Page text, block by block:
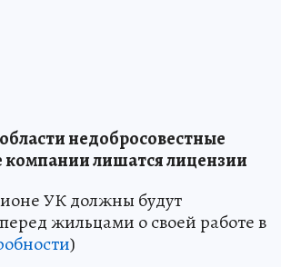
недобросовестные
лишатся лицензии
УК должны будут
жильцами о своей работе в
)